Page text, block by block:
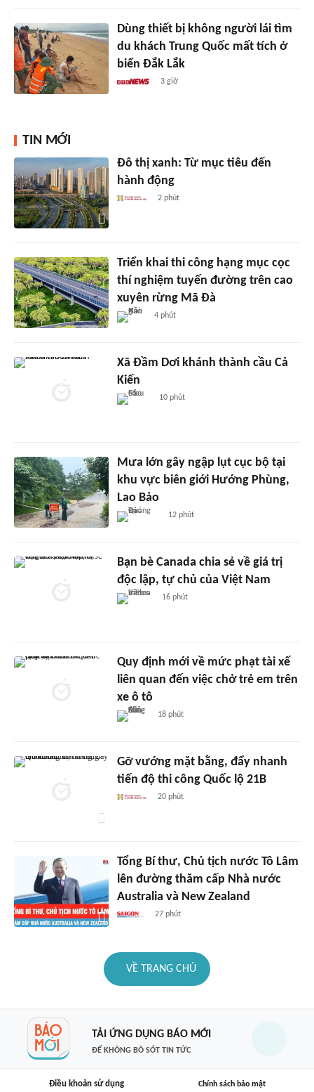
Dùng thiết bị không người lái tìm
du khách Trung Quốc mất tích ở
biển Đắk Lắk
3 giờ
TIN MỚI
Đô thị xanh: Từ mục tiêu đến
hành động
2 phút
Triển khai thi công hạng mục cọc
thí nghiệm tuyến đường trên cao
xuyên rừng Mã Đà
4 phút
Xã Đầm Dơi khánh thành cầu Cả
Kiến
10 phút
Mưa lớn gây ngập lụt cục bộ tại
khu vực biên giới Hướng Phùng,
Lao Bảo
12 phút
Bạn bè Canada chia sẻ về giá trị
độc lập, tự chủ của Việt Nam
16 phút
Quy định mới về mức phạt tài xế
liên quan đến việc chở trẻ em trên
xe ô tô
18 phút
Gỡ vướng mặt bằng, đẩy nhanh
tiến độ thi công Quốc lộ 21B
20 phút
Tổng Bí thư, Chủ tịch nước Tô Lâm
lên đường thăm cấp Nhà nước
Australia và New Zealand
27 phút
VỀ TRANG CHỦ
TẢI ỨNG DỤNG BÁO MỚI
ĐỂ KHÔNG BỎ SÓT TIN TỨC
Điều khoản sử dụng Chính sách bảo mật